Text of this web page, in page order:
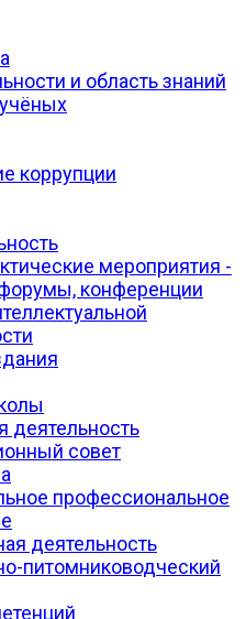
и область знаний
коррупции
мероприятия -
конференции
деятельность
совет
профессиональное
деятельность
питомниководческий